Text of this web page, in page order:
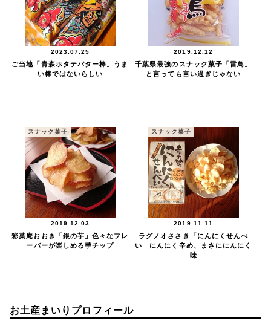
2023.07.25
ご当地「青森ホタテバター棒」うま
い棒ではないらしい
2019.12.12
千葉県最強のスナック菓子「雷鳥」
と言っても言い過ぎじゃない
スナック菓子
2019.12.03
彩菓庵おおき「銀の芋」色々なフレ
ーバーが楽しめる芋チップ
スナック菓子
2019.11.11
ラグノオささき「にんにくせんべ
い」にんにく辛め、まさににんにく
味
お土産まいりプロフィール